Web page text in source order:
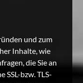
und zum
Inhalte, wie
die Sie an
SSL-bzw. TLS-